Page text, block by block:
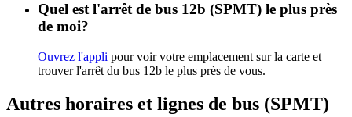
Quel est l'arrêt de bus 12b (SPMT) le plus près
de moi?
Ouvrez l'appli pour voir votre emplacement sur la carte et
trouver l'arrêt du bus 12b le plus près de vous.
Autres horaires et lignes de bus (SPMT)